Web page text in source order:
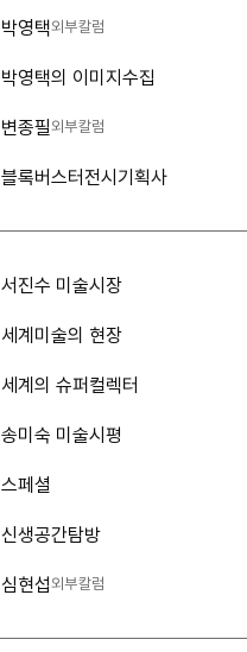
박영택외부칼럼
박영택의 이미지수집
변종필외부칼럼
블록버스터전시기획사
서진수 미술시장
세계미술의 현장
세계의 슈퍼컬렉터
송미숙 미술시평
스페셜
신생공간탐방
심현섭외부칼럼